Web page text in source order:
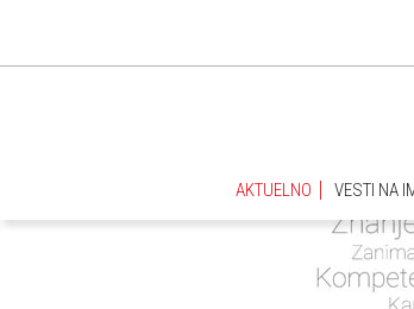
AKTUELNO VESTI NA